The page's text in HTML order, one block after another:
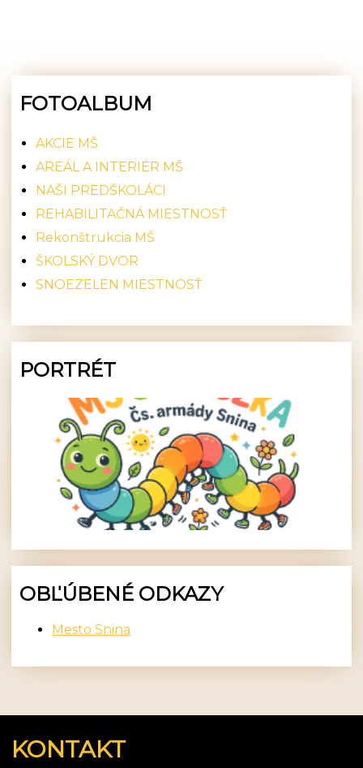
FOTOALBUM
AKCIE MŠ
AREÁL A INTERIÉR MŠ
NAŠI PREDŠKOLÁCI
REHABILITAČNÁ MIESTNOSŤ
Rekonštrukcia MŠ
ŠKOLSKÝ DVOR
SNOEZELEN MIESTNOSŤ
PORTRÉT
OBĽÚBENÉ ODKAZY
Mesto Snina
KONTAKT